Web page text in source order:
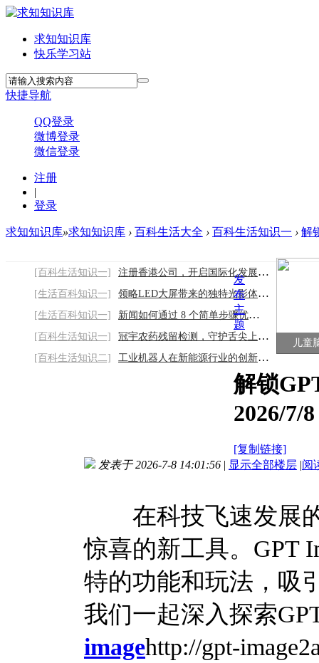
求知知识库
快乐学习站
快捷导航
QQ登录
微博登录
微信登录
注册
|
登录
求知知识库»求知知识库 › 百科生活大全 › 百科生活知识一 › 解
[百科生活知识一]
注册香港公司，开启国际化发展之门2026/8/7
[生活百科知识一]
领略LED大屏带来的独特光影体验2026/8/7
[生活百科知识一]
新闻如何通过 8 个简单步骤优化您的网站以
[百科生活知识一]
冠宇农药残留检测，守护舌尖上的安全2026/8
[百科生活知识二]
工业机器人在新能源行业的创新落地与价值
儿童
发
布
主
题
解锁
2026/7/8
[复制链接]
发表于 2026-7-8 14:01:56 | 显示全部楼层 |阅
在科技飞速发展的
惊喜的新工具。GPT
特的功能和玩法，吸
我们一起深入探索
imagehttp://gpt-